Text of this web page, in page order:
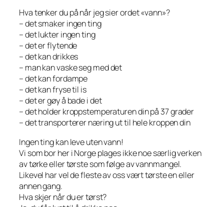
Hva tenker du på når jeg sier ordet «vann»?
– det smaker ingen ting
– det lukter ingen ting
– det er flytende
– det kan drikkes
– man kan vaske seg med det
– det kan fordampe
– det kan fryse til is
– det er gøy å bade i det
– det holder kroppstemperaturen din på 37 grader
– det transporterer næring ut til hele kroppen din
Ingen ting kan leve uten vann!
Vi som bor her i Norge plages ikke noe særlig verken
av tørke eller tørste som følge av vannmangel.
Likevel har vel de fleste av oss vært tørste en eller
annen gang.
Hva skjer når du er tørst?